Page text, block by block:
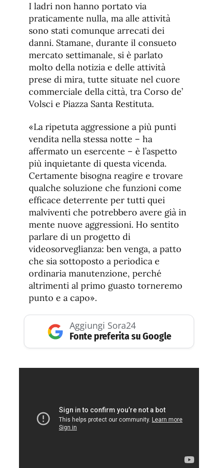
I ladri non hanno portato via
praticamente nulla, ma alle attività
sono stati comunque arrecati dei
danni. Stamane, durante il consueto
mercato settimanale, si è parlato
molto della notizia e delle attività
prese di mira, tutte situate nel cuore
commerciale della città, tra Corso de’
Volsci e Piazza Santa Restituta.
«La ripetuta aggressione a più punti
vendita nella stessa notte – ha
affermato un esercente – è l’aspetto
più inquietante di questa vicenda.
Certamente bisogna reagire e trovare
qualche soluzione che funzioni come
efficace deterrente per tutti quei
malviventi che potrebbero avere già in
mente nuove aggressioni. Ho sentito
parlare di un progetto di
videosorveglianza: ben venga, a patto
che sia sottoposto a periodica e
ordinaria manutenzione, perché
altrimenti al primo guasto torneremo
punto e a capo».
Aggiungi Sora24
Fonte preferita su Google